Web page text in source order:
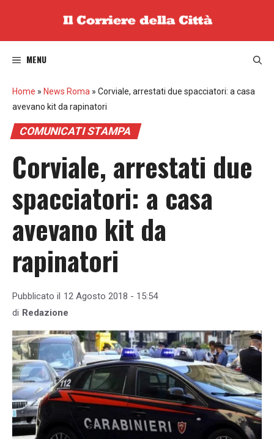
MENU
Home » News Roma » Corviale, arrestati due spacciatori: a casa
avevano kit da rapinatori
COMUNICATI STAMPA
Corviale, arrestati due
spacciatori: a casa
avevano kit da
rapinatori
Pubblicato il 12 Agosto 2018 - 15:54
di Redazione